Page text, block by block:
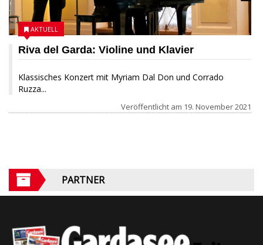
Riva del Garda: Violine und Klavier
Klassisches Konzert mit Myriam Dal Don und Corrado
Ruzza...
AKTUELL
Veröffentlicht am 19. November 2021
PARTNER